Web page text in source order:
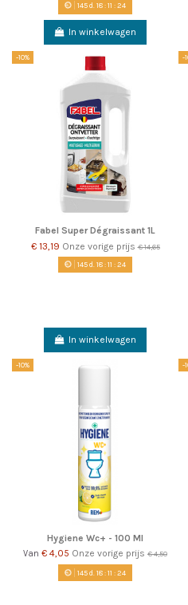
145d.18:11 :22
In winkelwagen
-10%
Fabel Super Dégraissant 1L
€ 13,19 Onze vorige prijs€ 14,65
145d. 18:11 :22
In winkelwagen
-
-10%
Hygiene Wc+ - 100 Ml
Van € 4,05 Onze vorige prijs € 4,50
145d. 18:11 :22
-